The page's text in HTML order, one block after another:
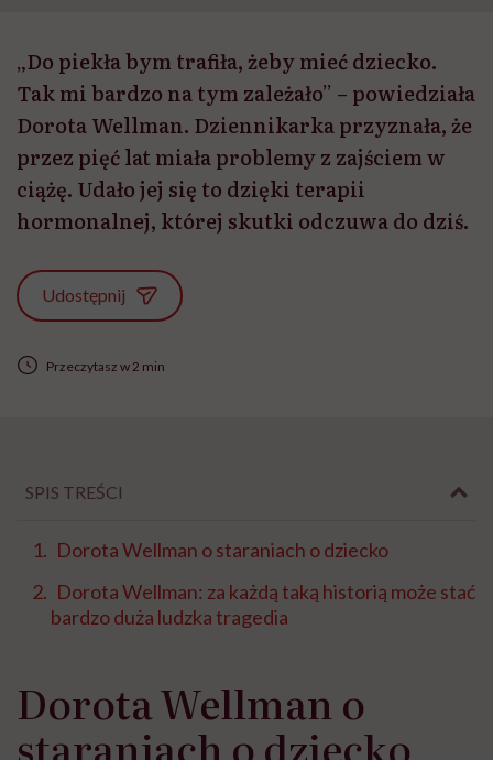
„Do piekła bym trafiła, żeby mieć dziecko.
Tak mi bardzo na tym zależało” – powiedziała
Dorota Wellman. Dziennikarka przyznała, że
przez pięć lat miała problemy z zajściem w
ciążę. Udało jej się to dzięki terapii
hormonalnej, której skutki odczuwa do dziś.
Udostępnij
Przeczytasz w 2 min
SPIS TREŚCI
Dorota Wellman o staraniach o dziecko
Dorota Wellman: za każdą taką historią może stać
bardzo duża ludzka tragedia
Dorota Wellman o
staraniach o dziecko